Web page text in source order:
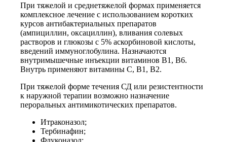
При тяжелой и среднетяжелой формах применяется
комплексное лечение с использованием коротких
курсов антибактериальных препаратов
(ампициллин, оксациллин), вливания солевых
растворов и глюкозы с 5% аскорбиновой кислоты,
введений иммуноглобулина. Назначаются
внутримышечные инъекции витаминов B1, B6.
Внутрь применяют витамины С, В1, B2.
При тяжелой форме течения СД или резистентности
к наружной терапии возможно назначение
пероральных антимикотических препаратов.
Итраконазол;
Тербинафин;
Флуконазол;